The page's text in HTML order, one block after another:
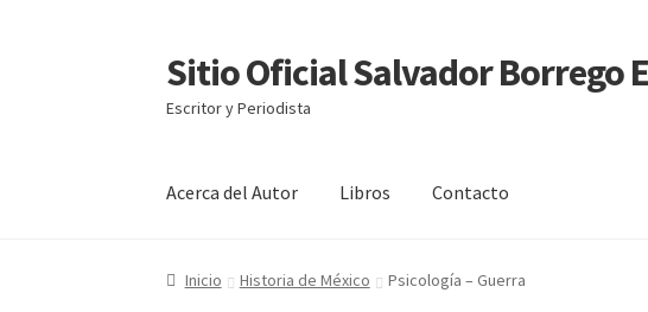
Ir
a
la
Ir
al
contenido
Sitio Oficial Salvador Borrego
Escritor y Periodista
Acerca del Autor Libros Contacto
Inicio Acerca del Autor Carrito Comunícate con nosotros
Inicio Historia de México Psicología – Guerra